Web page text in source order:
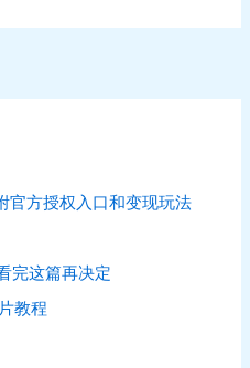
官方授权入口和变现玩法
完这篇再决定
教程